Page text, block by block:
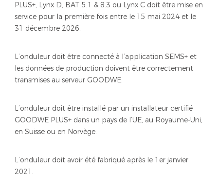
PLUS+, Lynx D, BAT 5.1 & 8.3 ou Lynx C doit être mise en
service pour la première fois entre le 15 mai 2024 et le
31 décembre 2026.
L’onduleur doit être connecté à l’application SEMS+ et
les données de production doivent être correctement
transmises au serveur GOODWE.
L’onduleur doit être installé par un installateur certifié
GOODWE PLUS+ dans un pays de l’UE, au Royaume-Uni,
en Suisse ou en Norvège.
L’onduleur doit avoir été fabriqué après le 1er janvier
2021.